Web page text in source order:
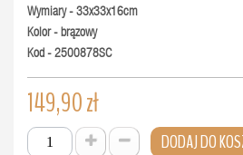
Wymiary - 33x33x16cm
Kolor - brązowy
Kod - 2500878SC
149,90 zł
DODAJ DO